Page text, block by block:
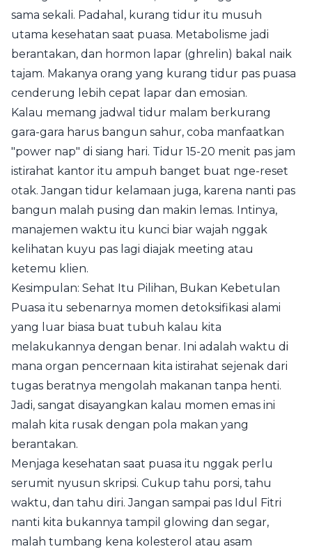
sama sekali. Padahal, kurang tidur itu musuh
utama kesehatan saat puasa. Metabolisme jadi
berantakan, dan hormon lapar (ghrelin) bakal naik
tajam. Makanya orang yang kurang tidur pas puasa
cenderung lebih cepat lapar dan emosian.
Kalau memang jadwal tidur malam berkurang
gara-gara harus bangun sahur, coba manfaatkan
"power nap" di siang hari. Tidur 15-20 menit pas jam
istirahat kantor itu ampuh banget buat nge-reset
otak. Jangan tidur kelamaan juga, karena nanti pas
bangun malah pusing dan makin lemas. Intinya,
manajemen waktu itu kunci biar wajah nggak
kelihatan kuyu pas lagi diajak meeting atau
ketemu klien.
Kesimpulan: Sehat Itu Pilihan, Bukan Kebetulan
Puasa itu sebenarnya momen detoksifikasi alami
yang luar biasa buat tubuh kalau kita
melakukannya dengan benar. Ini adalah waktu di
mana organ pencernaan kita istirahat sejenak dari
tugas beratnya mengolah makanan tanpa henti.
Jadi, sangat disayangkan kalau momen emas ini
malah kita rusak dengan pola makan yang
berantakan.
Menjaga kesehatan saat puasa itu nggak perlu
serumit nyusun skripsi. Cukup tahu porsi, tahu
waktu, dan tahu diri. Jangan sampai pas Idul Fitri
nanti kita bukannya tampil glowing dan segar,
malah tumbang kena kolesterol atau asam